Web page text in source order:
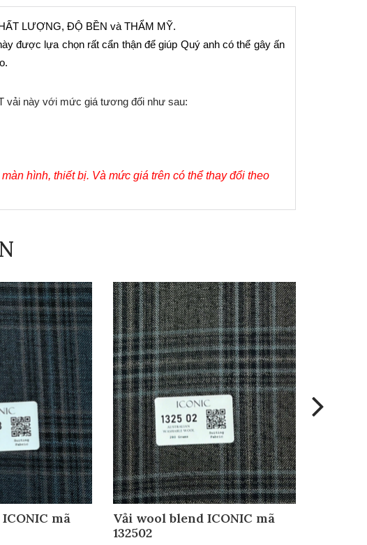
LƯỢNG, ĐỘ BỀN và THẨM MỸ.
được lựa chọn rất cẩn thận để giúp Quý anh có thể gây ấn
vải này với mức giá tương đối như sau:
hình, thiết bị. Và mức giá trên có thể thay đổi theo
mã
Vải wool blend ICONIC mã
132502